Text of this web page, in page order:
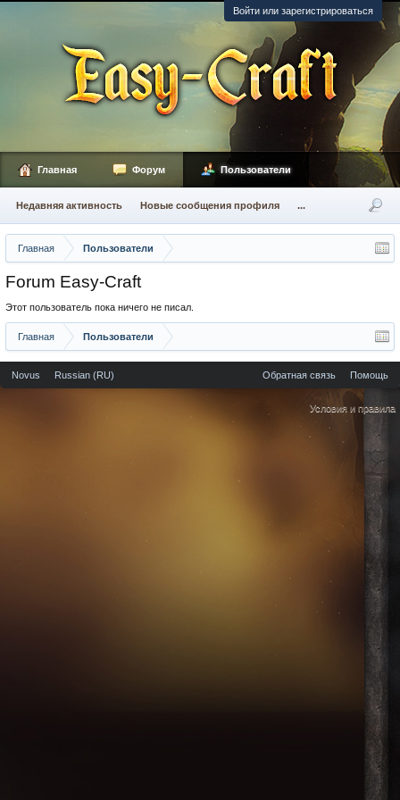
Войти или зарегистрироваться
Главная Пользователи
Forum Easy-Craft
Этот пользователь пока ничего не писал.
Главная Пользователи
Главная Форум Пользователи
Недавняя активность Новые сообщения профиля ...
Novus Russian (RU) Обратная связь Помощь
Условия и правила